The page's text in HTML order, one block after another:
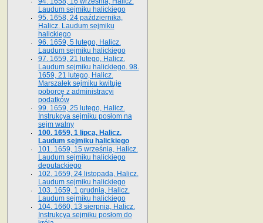
Laudum sejmiku halickiego
95. 1658, 24 października,
Halicz. Laudum sejmiku
halickiego
96. 1659, 5 lutego, Halicz.
Laudum sejmiku halickiego
97. 1659, 21 lutego, Halicz.
Laudum sejmiku halickiego. 98.
1659, 21 lutego, Halicz.
Marszałek sejmiku kwituje
poborcę z administracyi
podatków
99. 1659, 25 lutego, Halicz.
Instrukcya sejmiku posłom na
sejm walny
100. 1659, 1 lipca, Halicz.
Laudum sejmiku halickiego
101. 1659, 15 września, Halicz.
Laudum sejmiku halickiego
deputackiego
102. 1659, 24 listopada, Halicz.
Laudum sejmiku halickiego
103. 1659, 1 grudnia, Halicz.
Laudum sejmiku halickiego
104. 1660, 13 sierpnia, Halicz.
Instrukcya sejmiku posłom do